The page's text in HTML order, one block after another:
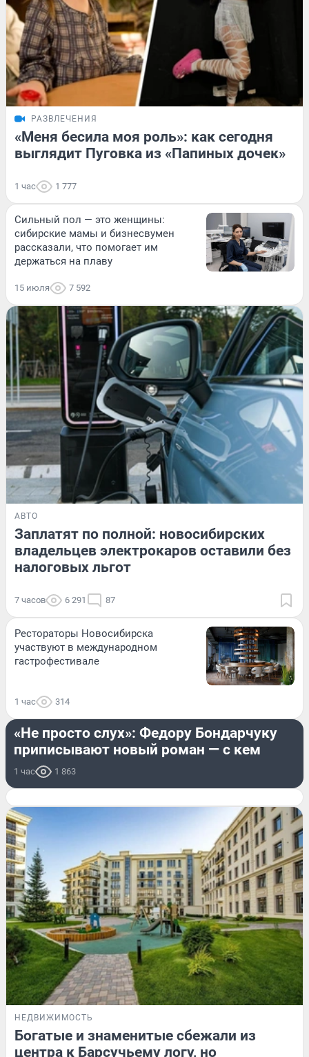
РАЗВЛЕЧЕНИЯ
«Меня бесила моя роль»: как сегодня
выглядит Пуговка из «Папиных дочек»
1 час 1 777
Сильный пол — это женщины:
сибирские мамы и бизнесвумен
рассказали, что помогает им
держаться на плаву
15 июля 7 592
АВТО
Заплатят по полной: новосибирских
владельцев электрокаров оставили без
налоговых льгот
7 часов 6 291 87
Рестораторы Новосибирска
участвуют в международном
гастрофестивале
1 час 314
ОН И ОНА
«Не просто слух»: Федору Бондарчуку
приписывают новый роман — с кем
1 час 1 863
НЕДВИЖИМОСТЬ
Богатые и знаменитые сбежали из
центра к Барсучьему логу, но